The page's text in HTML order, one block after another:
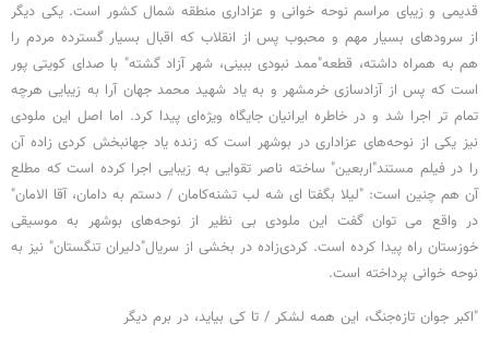
قدیمی و زیبای مراسم نوحه خوانی و عزاداری منطقه شمال کشور است. یکی دیگر
از سرودهای بسیار مهم و محبوب پس از انقلاب که اقبال بسیار گسترده مردم را
هم به همراه داشته، قطعه"ممد نبودی ببینی، شهر آزاد گشته" با صدای کویتی پور
است که پس از آزادسازی خرمشهر و به یاد شهید محمد جهان آرا به زیبایی هرچه
تمام تر اجرا شد و در خاطره ایرانیان جایگاه ویژه‌ای پیدا کرد. اما اصل این ملودی
نیز یکی از نوحه‌های عزاداری در بوشهر است که زنده یاد جهانبخش کردی زاده آن
را در فیلم مستند"اربعین" ساخته ناصر تقوایی به زیبایی اجرا کرده است که مطلع
آن هم چنین است: "لیلا بگفتا ای شه لب تشنه‌کامان / دستم به دامان، آقا الامان"
در واقع می توان گفت این ملودی بی نظیر از نوحه‌های بوشهر به موسیقی
خوزستان راه پیدا کرده است. کردی‌زاده در بخشی از سریال"دلیران تنگستان" نیز به
نوحه خوانی پرداخته است.
"اکبر جوان تازه‌جنگ، این همه لشکر / تا کی بیاید، در برم دیگر